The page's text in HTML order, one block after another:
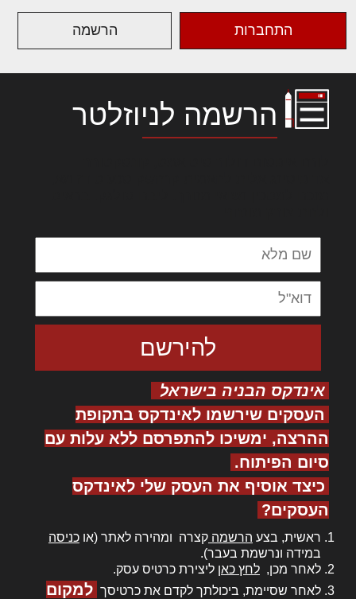
התחברות הרשמה
הרשמה לניוזלטר
אינדקס הבניה בישראל
העסקים שירשמו לאינדקס בתקופת
ההרצה, ימשיכו להתפרסם ללא עלות עם
סיום הפיתוח.
כיצד אוסיף את העסק שלי לאינדקס
העסקים?
ראשית, בצע הרשמה קצרה ומהירה לאתר (או כניסה
במידה ונרשמת בעבר).
לאחר מכן, לחץ כאן ליצירת כרטיס עסק.
לאחר שסיימת, ביכולתך לקדם את כרטיסך למקום